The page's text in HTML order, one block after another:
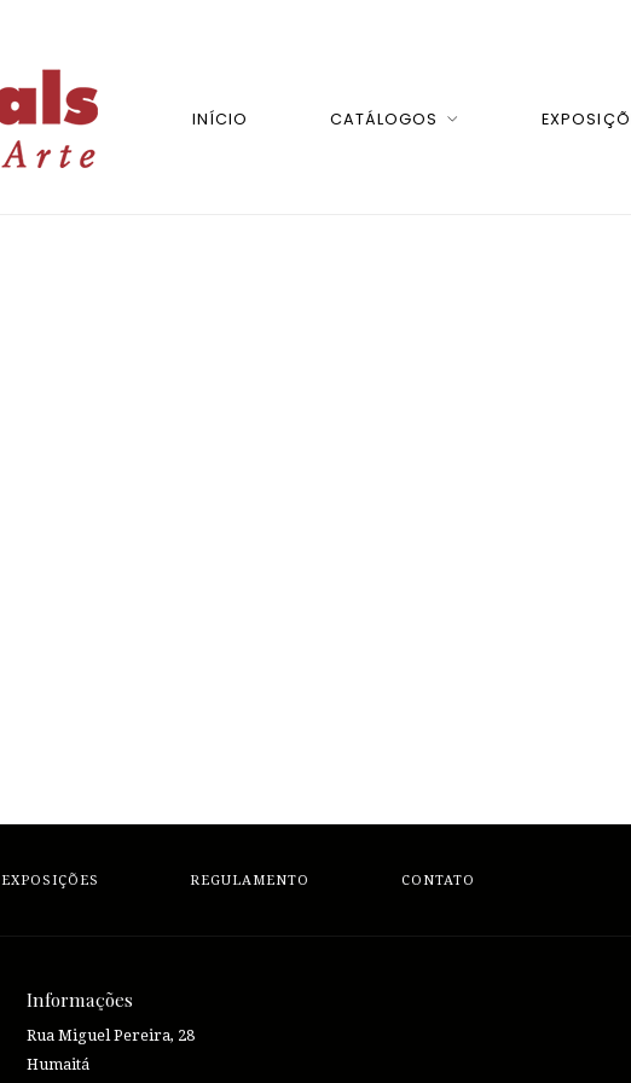
INÍCIO CATÁLOGOS
EXPOSIÇÕES REGULAMENTO CONTATO
Informações
Rua Miguel Pereira, 28
Humaitá